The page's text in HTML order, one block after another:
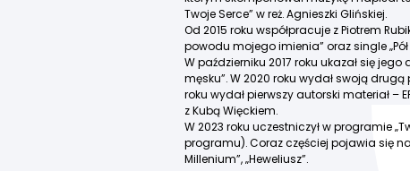
Twoje Serce” w reż. Agnieszki Glińskiej.
Od 2015 roku współpracuje z Piotrem
powodu mojego imienia” oraz single
W październiku 2017 roku ukazał się
męsku”. W 2020 roku wydał swoją drugą
roku wydał pierwszy autorski materiał –
z Kubą Więckiem.
W 2023 roku uczestniczył w programie
programu). Coraz częściej pojawia się
Millenium”, „Heweliusz”.